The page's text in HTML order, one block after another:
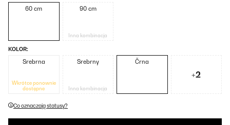
60 cm 90 cm
Inna kombinacja
KOLOR:
Srebrna
Wkrótce ponownie
dostępne
Srebrny
Inna kombinacja
Črna
+2
Co oznaczają statusy?